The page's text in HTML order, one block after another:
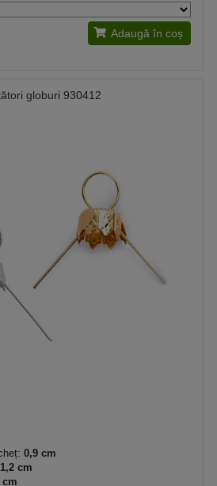
Adaugă în coș
globuri 930412
0,9 cm
1,2 cm
cm